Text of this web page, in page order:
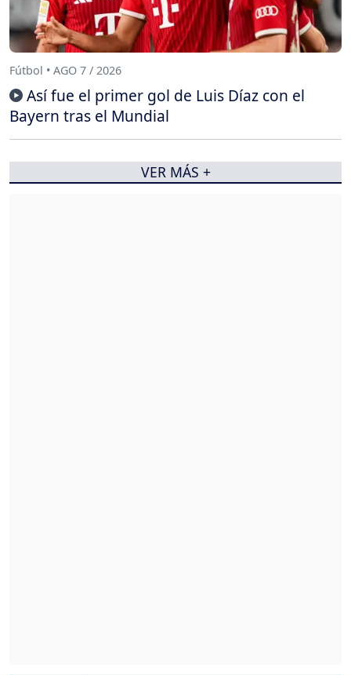
Fútbol • AGO 7 / 2026
Así fue el primer gol de Luis Díaz con el
Bayern tras el Mundial
VER MÁS +